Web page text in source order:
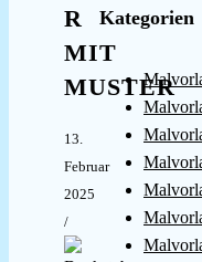
R
MIT
MUSTER
13.
Februar
2025
/
Kategorien